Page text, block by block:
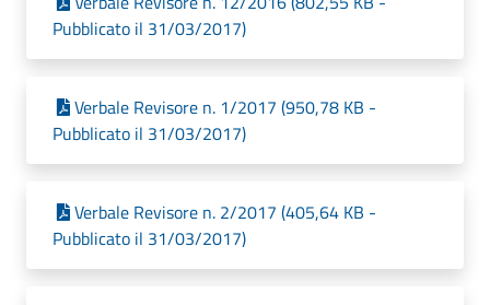
Pubblicato il 31/03/2017)
Verbale Revisore n. 1/2017 (950,78 KB -
Pubblicato il 31/03/2017)
Verbale Revisore n. 2/2017 (405,64 KB -
Pubblicato il 31/03/2017)